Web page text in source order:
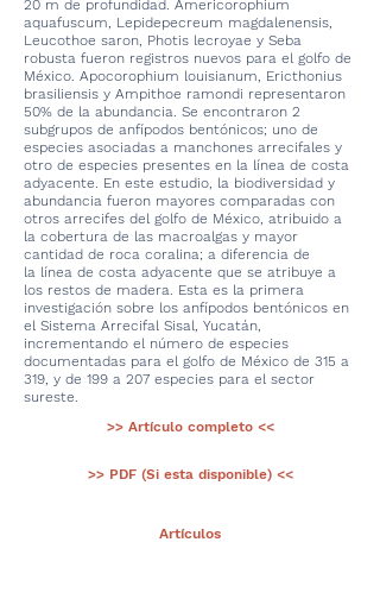
20 m de profundidad. Americorophium
aquafuscum, Lepidepecreum magdalenensis,
Leucothoe saron, Photis lecroyae y Seba
robusta fueron registros nuevos para el golfo de
México. Apocorophium louisianum, Ericthonius
brasiliensis y Ampithoe ramondi representaron
50% de la abundancia. Se encontraron 2
subgrupos de anfípodos bentónicos; uno de
especies asociadas a manchones arrecifales y
otro de especies presentes en la línea de costa
adyacente. En este estudio, la biodiversidad y
abundancia fueron mayores comparadas con
otros arrecifes del golfo de México, atribuido a
la cobertura de las macroalgas y mayor
cantidad de roca coralina; a diferencia de
la línea de costa adyacente que se atribuye a
los restos de madera. Esta es la primera
investigación sobre los anfípodos bentónicos en
el Sistema Arrecifal Sisal, Yucatán,
incrementando el número de especies
documentadas para el golfo de México de 315 a
319, y de 199 a 207 especies para el sector
sureste.
>> Artículo completo <<
>> PDF (Si esta disponible) <<
Artículos